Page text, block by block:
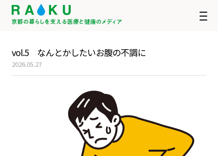
vol.5 なんとかしたいお腹の不調に
2026.05.27